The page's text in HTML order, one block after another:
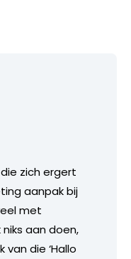
zich ergert
aanpak bij
met
aan doen,
die ‘Hallo